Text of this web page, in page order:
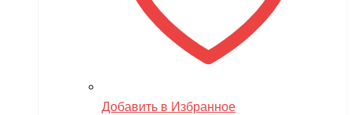
Добавить в Избранное